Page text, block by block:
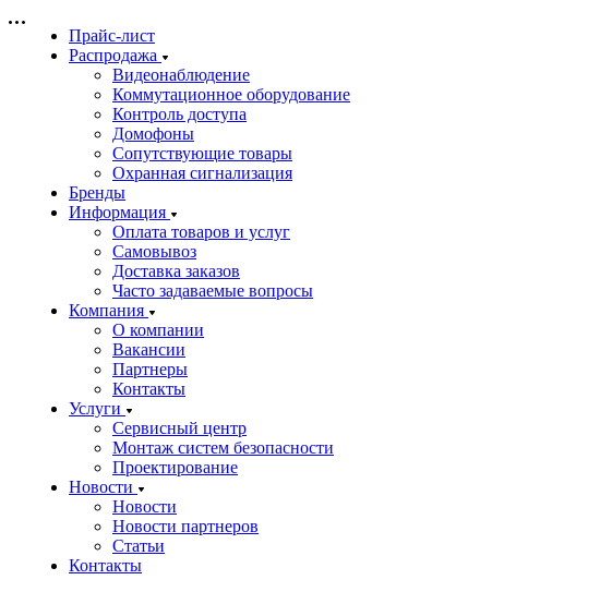
Прайс-лист
Распродажа
Видеонаблюдение
Коммутационное оборудование
Контроль доступа
Домофоны
Сопутствующие товары
Охранная сигнализация
Бренды
Информация
Оплата товаров и услуг
Самовывоз
Доставка заказов
Часто задаваемые вопросы
Компания
О компании
Вакансии
Партнеры
Контакты
Услуги
Сервисный центр
Монтаж систем безопасности
Проектирование
Новости
Новости
Новости партнеров
Статьи
Контакты